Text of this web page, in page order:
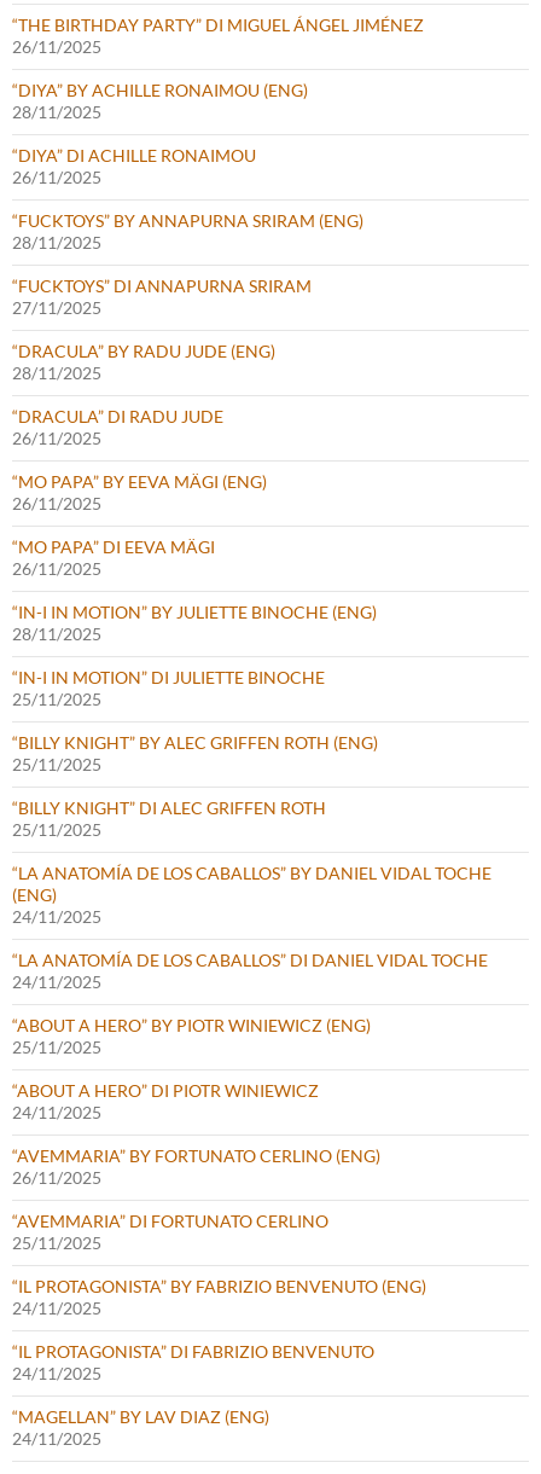
“THE BIRTHDAY PARTY” DI MIGUEL ÁNGEL JIMÉNEZ
26/11/2025
“DIYA” BY ACHILLE RONAIMOU (ENG)
28/11/2025
“DIYA” DI ACHILLE RONAIMOU
26/11/2025
“FUCKTOYS” BY ANNAPURNA SRIRAM (ENG)
28/11/2025
“FUCKTOYS” DI ANNAPURNA SRIRAM
27/11/2025
“DRACULA” BY RADU JUDE (ENG)
28/11/2025
“DRACULA” DI RADU JUDE
26/11/2025
“MO PAPA” BY EEVA MÄGI (ENG)
26/11/2025
“MO PAPA” DI EEVA MÄGI
26/11/2025
“IN-I IN MOTION” BY JULIETTE BINOCHE (ENG)
28/11/2025
“IN-I IN MOTION” DI JULIETTE BINOCHE
25/11/2025
“BILLY KNIGHT” BY ALEC GRIFFEN ROTH (ENG)
25/11/2025
“BILLY KNIGHT” DI ALEC GRIFFEN ROTH
25/11/2025
“LA ANATOMÍA DE LOS CABALLOS” BY DANIEL VIDAL TOCHE
(ENG)
24/11/2025
“LA ANATOMÍA DE LOS CABALLOS” DI DANIEL VIDAL TOCHE
24/11/2025
“ABOUT A HERO” BY PIOTR WINIEWICZ (ENG)
25/11/2025
“ABOUT A HERO” DI PIOTR WINIEWICZ
24/11/2025
“AVEMMARIA” BY FORTUNATO CERLINO (ENG)
26/11/2025
“AVEMMARIA” DI FORTUNATO CERLINO
25/11/2025
“IL PROTAGONISTA” BY FABRIZIO BENVENUTO (ENG)
24/11/2025
“IL PROTAGONISTA” DI FABRIZIO BENVENUTO
24/11/2025
“MAGELLAN” BY LAV DIAZ (ENG)
24/11/2025